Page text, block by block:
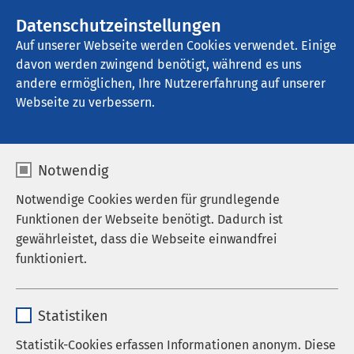
Datenschutzeinstellungen
Auf unserer Webseite werden Cookies verwendet. Einige
davon werden zwingend benötigt, während es uns
andere ermöglichen, Ihre Nutzererfahrung auf unserer
Webseite zu verbessern.
Notwendig
Notwendige Cookies werden für grundlegende
Funktionen der Webseite benötigt. Dadurch ist
gewährleistet, dass die Webseite einwandfrei
funktioniert.
Anbieter sgalinski
Statistiken
Statistik-Cookies erfassen Informationen anonym. Diese
AMEOS Poliklinikum Schönebeck
Job Speed Dating am
AMEOS Klinikum
Schönebeck
Mittwoch, 10. Juni 2026